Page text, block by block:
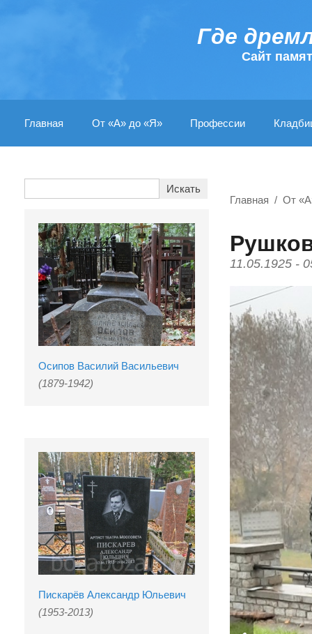
Где
Cайт
Главная От «А» до «Я» Профессии
Осипов Василий Васильевич
(1879-1942)
Пискарёв Александр Юльевич
(1953-2013)
Главная От
11.05.1925 -